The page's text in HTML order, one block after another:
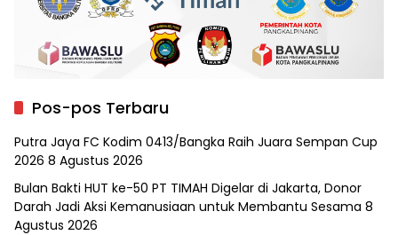
Pos-pos Terbaru
Putra Jaya FC Kodim 0413/Bangka Raih Juara Sempan Cup
2026 8 Agustus 2026
Bulan Bakti HUT ke-50 PT TIMAH Digelar di Jakarta, Donor
Darah Jadi Aksi Kemanusiaan untuk Membantu Sesama 8
Agustus 2026